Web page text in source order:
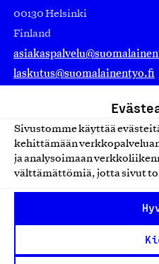
Sivustomme käyttää
kehittämään
ja analysoimaan
välttämättömiä, jotta sivut
00130 Helsinki
Finland
laskutus@suomalainentyo.fi
Avainlippu
Design From Finland